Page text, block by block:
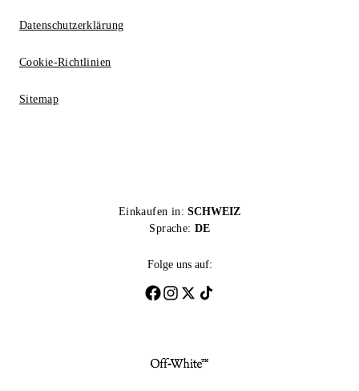
Datenschutzerklärung
Cookie-Richtlinien
Sitemap
Einkaufen in: SCHWEIZ
Sprache: DE
Folge uns auf: